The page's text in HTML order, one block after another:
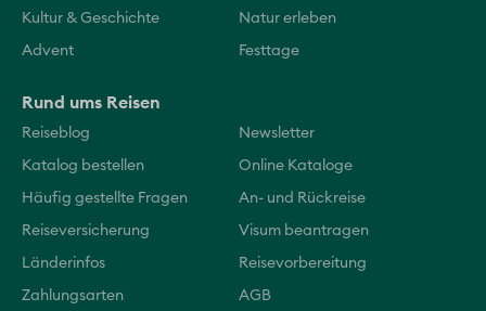
Kultur & Geschichte Natur erleben
Advent Festtage
Rund ums Reisen
Reiseblog Newsletter
Katalog bestellen Online Kataloge
Häufig gestellte Fragen An- und Rückreise
Reiseversicherung Visum beantragen
Länderinfos Reisevorbereitung
Zahlungsarten AGB